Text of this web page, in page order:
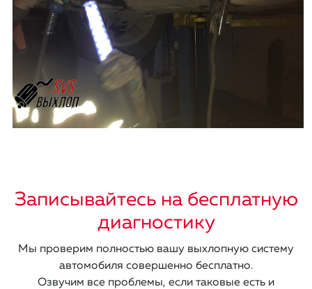
Записывайтесь на бесплатную
диагностику
Мы проверим полностью вашу выхлопную систему
автомобиля совершенно бесплатно.
Озвучим все проблемы, если таковые есть и